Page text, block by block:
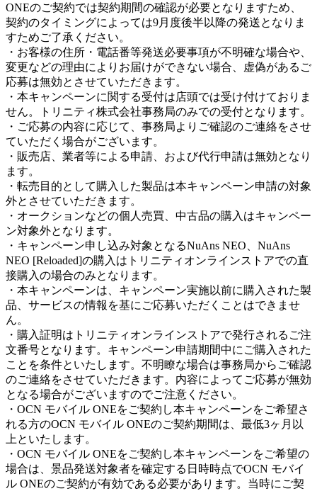
ONEのご契約では契約期間の確認が必要となりますため、
契約のタイミングによっては9月度後半以降の発送となりま
すためご了承ください。
・お客様の住所・電話番等発送必要事項が不明確な場合や、
変更などの理由によりお届けができない場合、虚偽があるご
応募は無効とさせていただきます。
・本キャンペーンに関する受付は店頭では受け付けておりま
せん。トリニティ株式会社事務局のみでの受付となります。
・ご応募の内容に応じて、事務局よりご確認のご連絡をさせ
ていただく場合がございます。
・販売店、業者等による申請、および代行申請は無効となり
ます。
・転売目的として購入した製品は本キャンペーン申請の対象
外とさせていただきます。
・オークションなどの個人売買、中古品の購入はキャンペー
ン対象外となります。
・キャンペーン申し込み対象となるNuAns NEO、NuAns
NEO [Reloaded]の購入はトリニティオンラインストアでの直
接購入の場合のみとなります。
・本キャンペーンは、キャンペーン実施以前に購入された製
品、サービスの情報を基にご応募いただくことはできませ
ん。
・購入証明はトリニティオンラインストアで発行されるご注
文番号となります。キャンペーン申請期間中にご購入された
ことを条件といたします。不明瞭な場合は事務局からご確認
のご連絡をさせていただきます。内容によってご応募が無効
となる場合がございますのでご注意ください。
・OCN モバイル ONEをご契約し本キャンペーンをご希望さ
れる方のOCN モバイル ONEのご契約期間は、最低3ヶ月以
上といたします。
・OCN モバイル ONEをご契約し本キャンペーンをご希望の
場合は、景品発送対象者を確定する日時時点でOCN モバイ
ル ONEのご契約が有効である必要があります。当時にご契